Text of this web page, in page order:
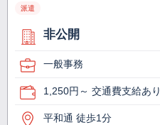
派遣
非公開
一般事務
1,250円～ 交通費支給あり
平和通 徒歩1分